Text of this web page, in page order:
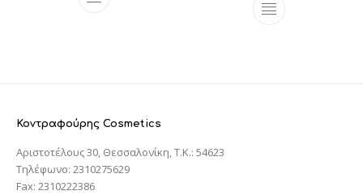
Κοντραφούρης Cosmetics
Αριστοτέλους 30, Θεσσαλονίκη, T.K.: 54623
Τηλέφωνο: 2310275629
Fax: 2310222386